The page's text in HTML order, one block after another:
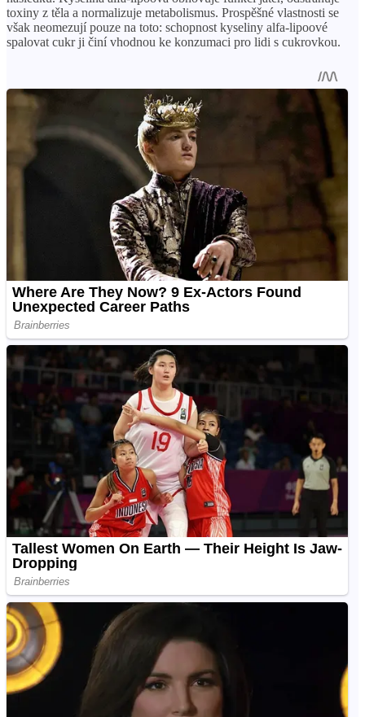
toxiny z těla a normalizuje metabolismus. Prospěšné vlastnosti se
však neomezují pouze na toto: schopnost kyseliny alfa-lipoové
spalovat cukr ji činí vhodnou ke konzumaci pro lidi s cukrovkou.